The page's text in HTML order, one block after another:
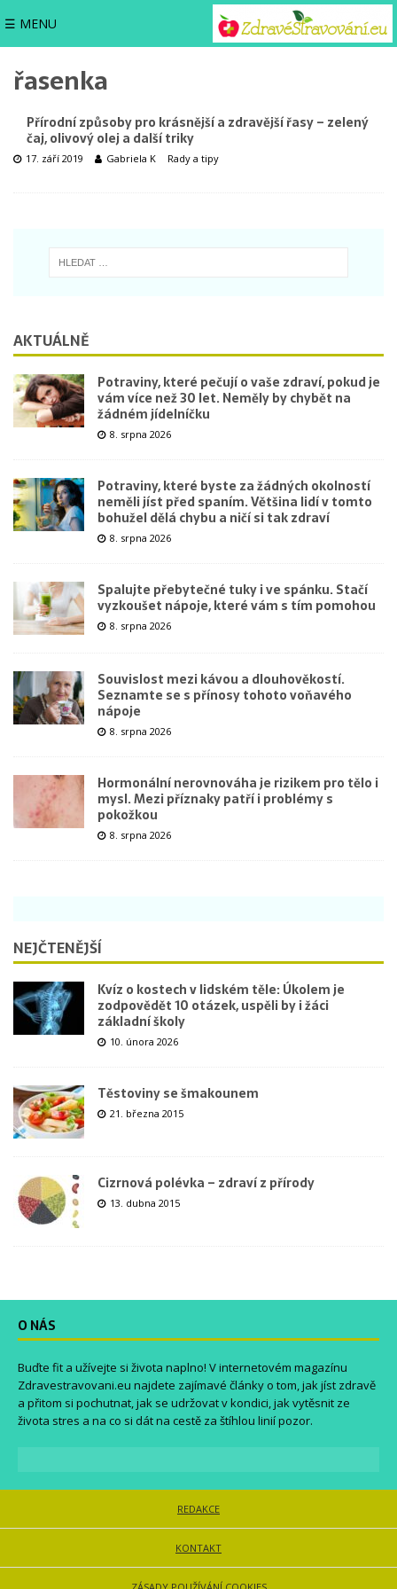
☰ MENU
řasenka
Přírodní způsoby pro krásnější a zdravější řasy – zelený
čaj, olivový olej a další triky
17. září 2019 Gabriela K Rady a tipy
AKTUÁLNĚ
Potraviny, které pečují o vaše zdraví, pokud je
vám více než 30 let. Neměly by chybět na
žádném jídelníčku
8. srpna 2026
Potraviny, které byste za žádných okolností
neměli jíst před spaním. Většina lidí v tomto
bohužel dělá chybu a ničí si tak zdraví
8. srpna 2026
Spalujte přebytečné tuky i ve spánku. Stačí
vyzkoušet nápoje, které vám s tím pomohou
8. srpna 2026
Souvislost mezi kávou a dlouhověkostí.
Seznamte se s přínosy tohoto voňavého
nápoje
8. srpna 2026
Hormonální nerovnováha je rizikem pro tělo i
mysl. Mezi příznaky patří i problémy s
pokožkou
8. srpna 2026
NEJČTENĚJŠÍ
Kvíz o kostech v lidském těle: Úkolem je
zodpovědět 10 otázek, uspěli by i žáci
základní školy
10. února 2026
Těstoviny se šmakounem
21. března 2015
Cizrnová polévka – zdraví z přírody
13. dubna 2015
O NÁS
Buďte fit a užívejte si života naplno! V internetovém magazínu
Zdravestravovani.eu najdete zajímavé články o tom, jak jíst zdravě
a přitom si pochutnat, jak se udržovat v kondici, jak vytěsnit ze
života stres a na co si dát na cestě za štíhlou linií pozor.
REDAKCE
KONTAKT